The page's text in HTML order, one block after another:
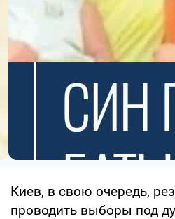
Киев, в свою очередь,
проводить выборы под